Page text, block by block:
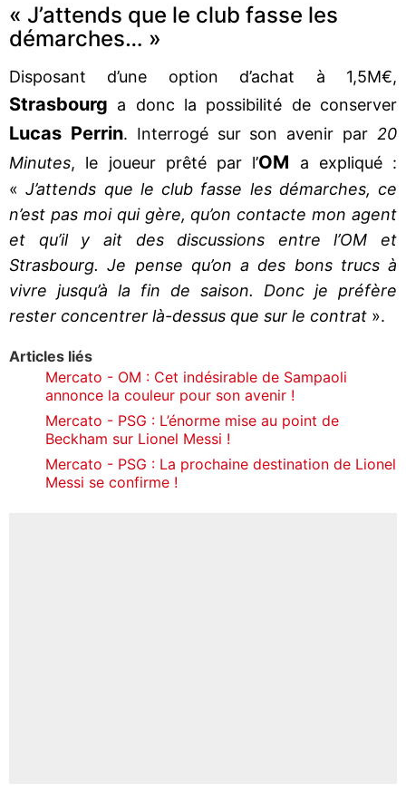
« J’attends que le club fasse les
démarches… »
Disposant d’une option d’achat à 1,5M€,
Strasbourg a donc la possibilité de conserver
Lucas Perrin. Interrogé sur son avenir par 20
Minutes, le joueur prêté par l’OM a expliqué :
«J’attends que le club fasse les démarches, ce
n’est pas moi qui gère, qu’on contacte mon agent
et qu’il y ait des discussions entre l’OM et
Strasbourg. Je pense qu’on a des bons trucs à
vivre jusqu’à la fin de saison. Donc je préfère
rester concentrer là-dessus que sur le contrat ».
Articles liés
Mercato - OM : Cet indésirable de Sampaoli
annonce la couleur pour son avenir !
Mercato - PSG : L’énorme mise au point de
Beckham sur Lionel Messi !
Mercato - PSG : La prochaine destination de Lionel
Messi se confirme !